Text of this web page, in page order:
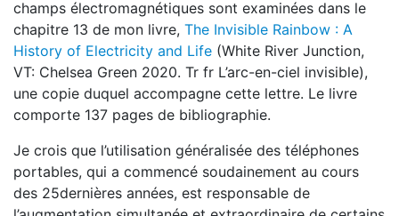
champs électromagnétiques sont examinées dans le
chapitre 13 de mon livre, The Invisible Rainbow : A
History of Electricity and Life (White River Junction,
VT: Chelsea Green 2020. Tr fr L’arc-en-ciel invisible),
une copie duquel accompagne cette lettre. Le livre
comporte 137 pages de bibliographie.
Je crois que l’utilisation généralisée des téléphones
portables, qui a commencé soudainement au cours
des 25dernières années, est responsable de